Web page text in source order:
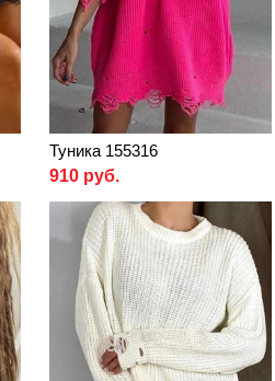
Туника 155316
910 руб.